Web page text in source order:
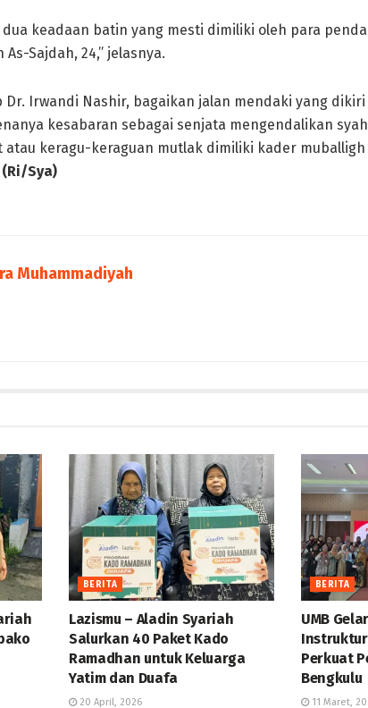
dua keadaan batin yang mesti dimiliki oleh para
Sajdah, 24,” jelasnya.
Dr. Irwandi Nashir, bagaikan jalan mendaki yang
kesabaran sebagai senjata mengendalikan
keragu-keraguan mutlak dimiliki kader muballigh
(Ri/Sya)
Muhammadiyah
BERITA
Lazismu – Aladin Syariah
Salurkan 40 Paket Kado
Ramadhan untuk Keluarga
Yatim dan Duafa
20 April, 2026
BERITA
UMB
Perkuat
Bengkulu
11 Maret,